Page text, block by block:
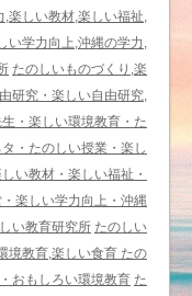
楽しい教材,楽しい福祉,
い学力向上,沖縄の学力,
たのしいものづくり,楽
研究・楽しい自由研究,
・楽しい環境教育・た
・たのしい授業・楽し
い教材・楽しい福祉・
楽しい学力向上・沖縄
い教育研究所 たのしい
境教育,楽しい食育 たの
おもしろい環境教育 た